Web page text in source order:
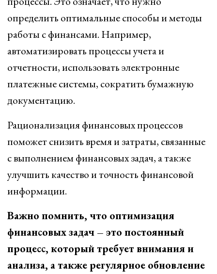
определить оптимальные способы и методы
работы с финансами. Например,
автоматизировать процессы учета и
отчетности, использовать электронные
платежные системы, сократить бумажную
документацию.
Рационализация финансовых процессов
поможет снизить время и затраты, связанные
с выполнением финансовых задач, а также
улучшить качество и точность финансовой
информации.
Важно помнить, что оптимизация
финансовых задач – это постоянный
процесс, который требует внимания и
анализа, а также регулярное обновление